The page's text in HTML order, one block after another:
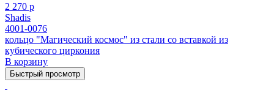
2 270 р
Shadis
4001-0076
кольцо "Магический космос" из стали cо вставкой из
кубического циркония
В корзину
Быстрый просмотр